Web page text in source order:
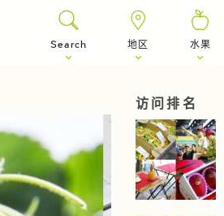
Search 地区 水果
访问排名